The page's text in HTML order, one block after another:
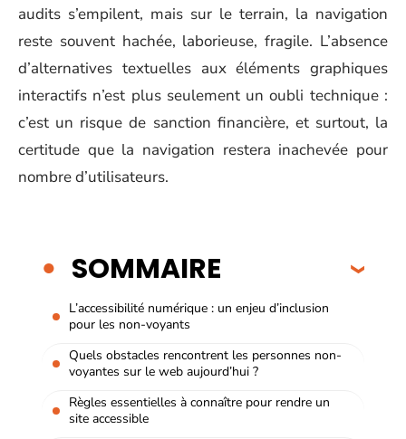
audits s’empilent, mais sur le terrain, la navigation
reste souvent hachée, laborieuse, fragile. L’absence
d’alternatives textuelles aux éléments graphiques
interactifs n’est plus seulement un oubli technique :
c’est un risque de sanction financière, et surtout, la
certitude que la navigation restera inachevée pour
nombre d’utilisateurs.
SOMMAIRE
L’accessibilité numérique : un enjeu d’inclusion
pour les non-voyants
Quels obstacles rencontrent les personnes non-
voyantes sur le web aujourd’hui ?
Règles essentielles à connaître pour rendre un
site accessible